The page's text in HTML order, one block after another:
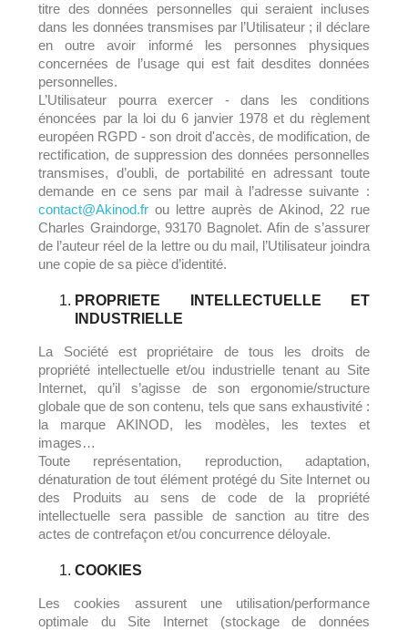
titre des données personnelles qui seraient incluses
dans les données transmises par l’Utilisateur ; il déclare
en outre avoir informé les personnes physiques
concernées de l’usage qui est fait desdites données
personnelles.
L’Utilisateur pourra exercer - dans les conditions
énoncées par la loi du 6 janvier 1978 et du règlement
européen RGPD - son droit d'accès, de modification, de
rectification, de suppression des données personnelles
transmises, d’oubli, de portabilité en adressant toute
demande en ce sens par mail à l’adresse suivante :
contact@Akinod.fr ou lettre auprès de Akinod, 22 rue
Charles Graindorge, 93170 Bagnolet. Afin de s’assurer
de l’auteur réel de la lettre ou du mail, l’Utilisateur joindra
une copie de sa pièce d’identité.
PROPRIETE INTELLECTUELLE ET
INDUSTRIELLE
La Société est propriétaire de tous les droits de
propriété intellectuelle et/ou industrielle tenant au Site
Internet, qu’il s’agisse de son ergonomie/structure
globale que de son contenu, tels que sans exhaustivité :
la marque AKINOD, les modèles, les textes et
images…
Toute représentation, reproduction, adaptation,
dénaturation de tout élément protégé du Site Internet ou
des Produits au sens de code de la propriété
intellectuelle sera passible de sanction au titre des
actes de contrefaçon et/ou concurrence déloyale.
COOKIES
Les cookies assurent une utilisation/performance
optimale du Site Internet (stockage de données